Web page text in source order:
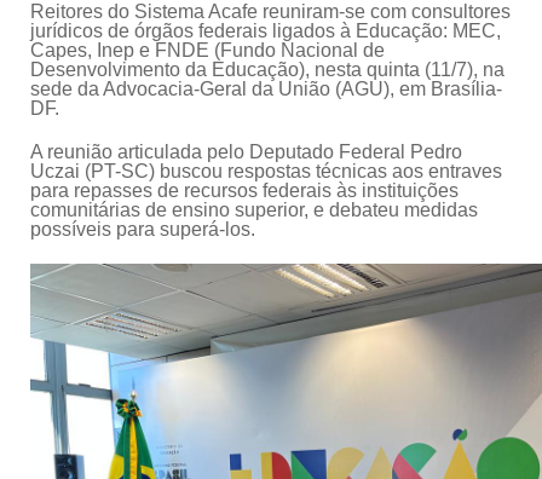
Reitores do Sistema Acafe reuniram-se com consultores
jurídicos de órgãos federais ligados à Educação: MEC,
Capes, Inep e FNDE (Fundo Nacional de
Desenvolvimento da Educação), nesta quinta (11/7), na
sede da Advocacia-Geral da União (AGU), em Brasília-
DF.
A reunião articulada pelo Deputado Federal Pedro
Uczai (PT-SC) buscou respostas técnicas aos entraves
para repasses de recursos federais às instituições
comunitárias de ensino superior, e debateu medidas
possíveis para superá-los.